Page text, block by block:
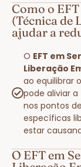
Como o
(Técnica de
ajudar a
O EFT em
Liberação
ao equilibrar
pode aliviar
nos pontos
específicas
estar
O EFT em